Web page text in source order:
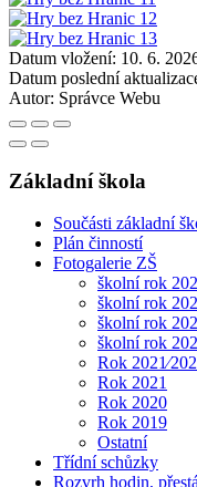
Datum vložení: 10. 6.
Datum poslední
Autor: Správce Webu
Základní škola
Součásti základní
Plán činností
Fotogalerie ZŠ
školní rok
školní rok
školní rok
školní rok
Rok
Rok 2021
Rok 2020
Rok 2019
Ostatní
Třídní schůzky
Rozvrh hodin,